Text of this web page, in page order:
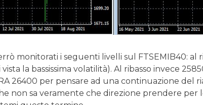
monitorati i seguenti livelli sul FTSEMIB40: al
la bassissima volatilità). Al ribasso invece
26400 per pensare ad una continuazione del
non sa veramente che direzione prendere per